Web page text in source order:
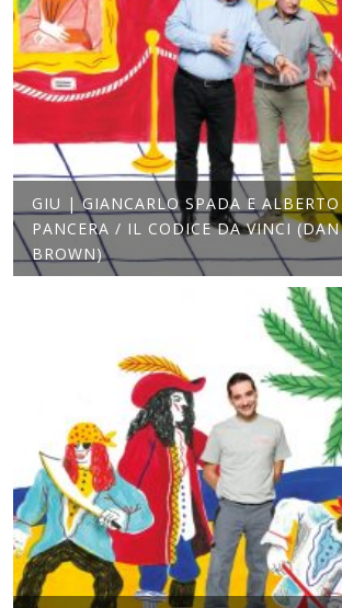
GIU | GIANCARLO SPADA E ALBERTO
PANCERA / IL CODICE DA VINCI (DAN
BROWN)